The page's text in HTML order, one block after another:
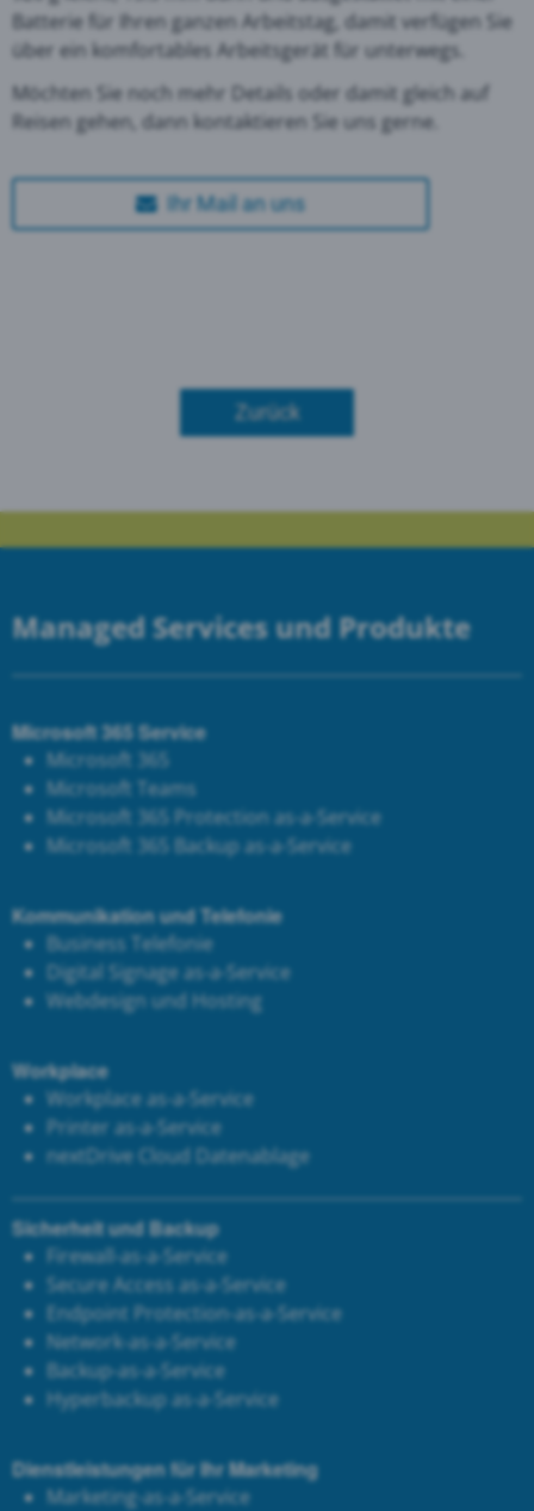
Batterie für Ihren ganzen Arbeitstag, damit verfügen Sie
über ein komfortables Arbeitsgerät für unterwegs.
Möchten Sie noch mehr Details oder damit gleich auf
Reisen gehen, dann kontaktieren Sie uns gerne.
Ihr Mail an uns
Zurück
Managed Services und Produkte
Microsoft 365 Service
Microsoft 365
Microsoft Teams
Microsoft 365 Protection as-a-Service
Microsoft 365 Backup as-a-Service
Kommunikation und Telefonie
Business Telefonie
Digital Signage as-a-Service
Webdesign und Hosting
Workplace
Workplace as-a-Service
Printer as-a-Service
nextDrive Cloud Datenablage
Sicherheit und Backup
Firewall-as-a-Service
Secure Access as-a-Service
Endpoint Protection-as-a-Service
Network-as-a-Service
Backup-as-a-Service
Hyperbackup as-a-Service
Dienstleistungen für Ihr Marketing
Marketing-as-a-Service